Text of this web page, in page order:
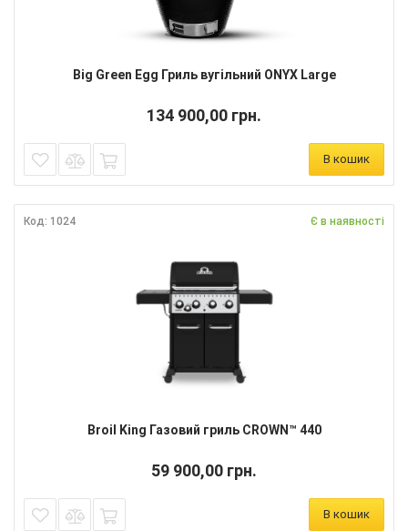
Big Green Egg Гриль вугільний ONYX Large
134 900,00 грн.
В кошик
Код: 1024 Є в наявності
Broil King Газовий гриль CROWN™ 440
59 900,00 грн.
В кошик